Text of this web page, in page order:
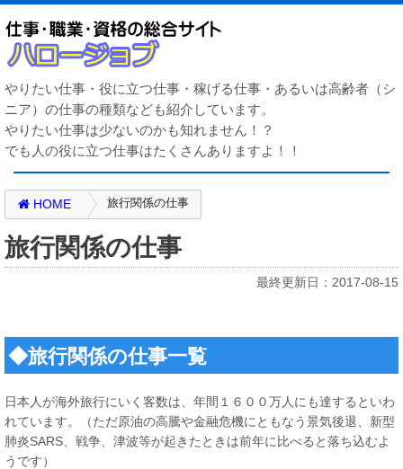
やりたい仕事・役に立つ仕事・稼げる仕事・あるいは高齢者（シ
ニア）の仕事の種類なども紹介しています。
やりたい仕事は少ないのかも知れません！？
でも人の役に立つ仕事はたくさんありますよ！！
HOME 旅行関係の仕事
旅行関係の仕事
最終更新日：2017-08-15
◆旅行関係の仕事一覧
日本人が海外旅行にいく客数は、年間１６００万人にも達するといわ
れています。（ただ原油の高騰や金融危機にともなう景気後退、新型
肺炎SARS、戦争、津波等が起きたときは前年に比べると落ち込むよ
うです）